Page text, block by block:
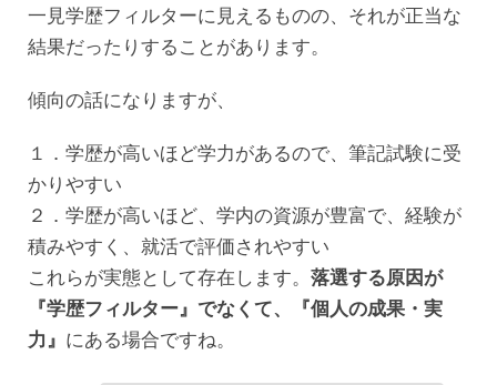
一見学歴フィルターに見えるものの、それが正当な
結果だったりすることがあります。
傾向の話になりますが、
１．学歴が高いほど学力があるので、筆記試験に受
かりやすい
２．学歴が高いほど、学内の資源が豊富で、経験が
積みやすく、就活で評価されやすい
これらが実態として存在します。 落選する原因が
『学歴フィルター』でなくて、『個人の成果・実
力』 にある場合ですね。